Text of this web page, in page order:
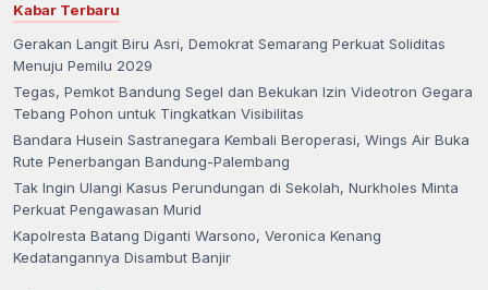
Kabar Terbaru
Gerakan Langit Biru Asri, Demokrat Semarang Perkuat Soliditas
Menuju Pemilu 2029
Tegas, Pemkot Bandung Segel dan Bekukan Izin Videotron Gegara
Tebang Pohon untuk Tingkatkan Visibilitas
Bandara Husein Sastranegara Kembali Beroperasi, Wings Air Buka
Rute Penerbangan Bandung-Palembang
Tak Ingin Ulangi Kasus Perundungan di Sekolah, Nurkholes Minta
Perkuat Pengawasan Murid
Kapolresta Batang Diganti Warsono, Veronica Kenang
Kedatangannya Disambut Banjir